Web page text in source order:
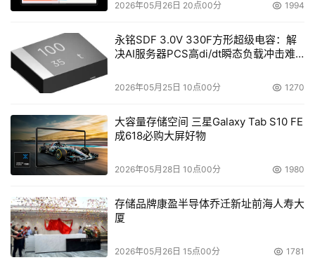
术、Intel的Vanderpool和Silvervale、AMD的Pacifica、
Sun的Solaris Zone、HP的三层虚拟化规范等虚拟化技术和
虚拟化产品，使人们有充分理由相信，虚拟化技术在2006
年将在系统、部件及应用级全面发展，带来更高的部件及系
统级利用率，带来具有透明负载均衡、动态迁移、故障自动
隔离、系统自动重构的高可靠服务器应用环境，以及更为简
洁、统一的服务器资源分配管理模式。
6.体系结构突破性创新成果初步显现
高性能和高效能计算机的体系结构正处于突破性创新
Cascade计划、我国的百万/千万亿次高性能计算机计划，
无不预示着计算机体系结构创新的深度和广度将有更进一步
的发展。存储海(Sea of memory)、内存内嵌处理器
2026年05月26日 20点00分 1994
永铭SDF 3.0V 330F方形超级电容：解
决AI服务器PCS高di/dt瞬态负载冲击难
2026年05月25日 10点00分 1270
大容量存储空间 三星Galaxy Tab S10 FE
成618必购大屏好物
2026年05月28日 10点00分 1980
存储品牌康盈半导体乔迁新址前海人寿大
厦
2026年05月26日 15点00分 1781